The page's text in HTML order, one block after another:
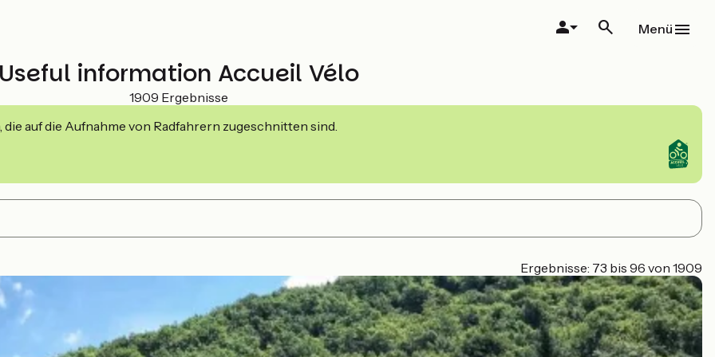
Menü
Useful information Accueil Vélo
1909 Ergebnisse
auf die Aufnahme von Radfahrern zugeschnitten sind.
Ergebnisse: 73 bis 96 von 1909